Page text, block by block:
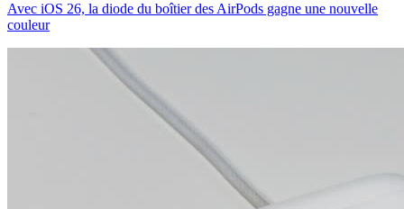
Avec iOS 26, la diode du boîtier des AirPods gagne une nouvelle
couleur